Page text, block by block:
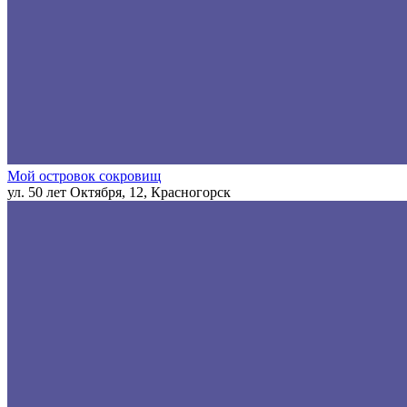
Мой островок сокровищ
ул. 50 лет Октября, 12, Красногорск